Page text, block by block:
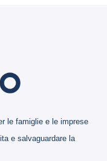
le famiglie e le imprese
e salvaguardare la